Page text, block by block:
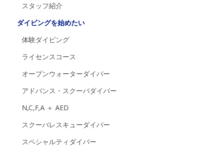
スタッフ紹介
ダイビングを始めたい
体験ダイビング
ライセンスコース
オープンウォーターダイバー
アドバンス・スクーバダイバー
N,C,F,A ＋ AED
スクーバレスキューダイバー
スペシャルティダイバー